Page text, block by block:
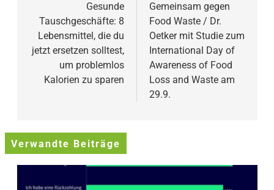
Gesunde
Tauschgeschäfte: 8
Lebensmittel, die du
jetzt ersetzen solltest,
um problemlos
Kalorien zu sparen
Gemeinsam gegen
Food Waste / Dr.
Oetker mit Studie zum
International Day of
Awareness of Food
Loss and Waste am
29.9.
Verwandte Beiträge